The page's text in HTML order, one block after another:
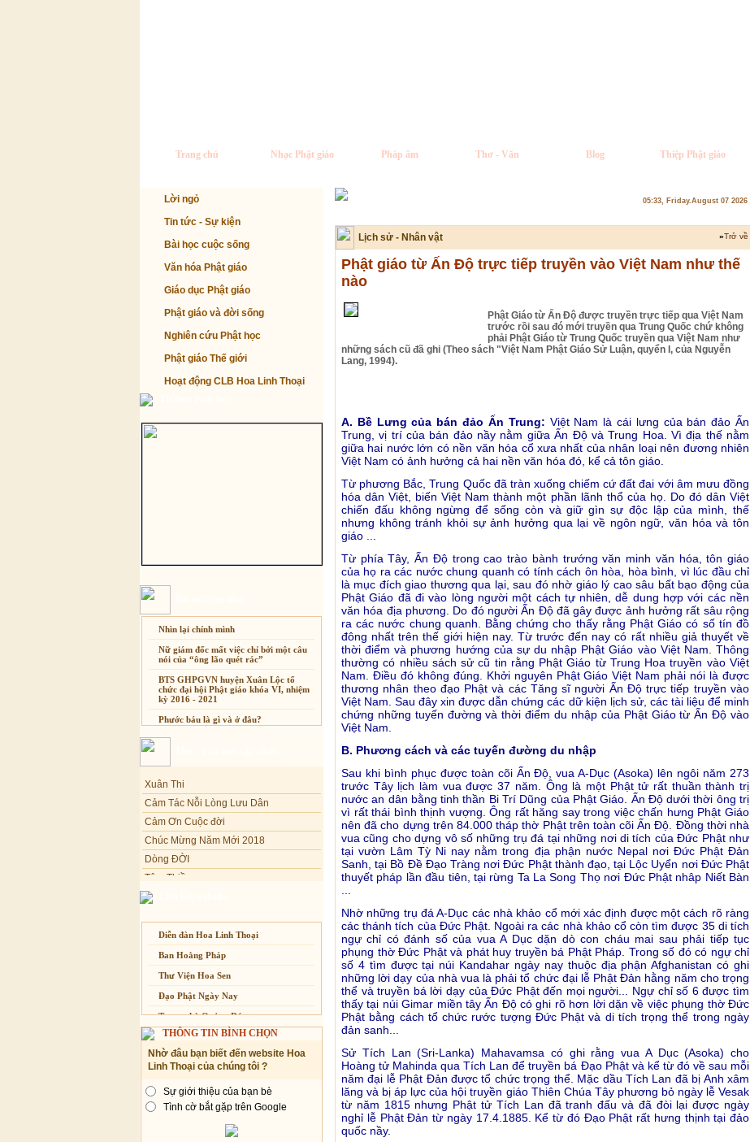
Trang chủ Nhạc Phật giáo Pháp âm Thơ - Văn Blog Thiệp Phật giáo
Lời ngỏ
Tin tức - Sự kiện
Bài học cuộc sống
Văn hóa Phật giáo
Giáo dục Phật giáo
Phật giáo và đời sống
Nghiên cứu Phật học
Phật giáo Thế giới
Hoạt động CLB Hoa Linh Thoại
Nhìn lại chính mình
Nữ giám đốc mất việc chỉ bởi một câu
nói của “ông lão quét rác”
BTS GHPGVN huyện Xuân Lộc tổ
chức đại hội Phật giáo khóa VI, nhiệm
kỳ 2016 - 2021
Phước báu là gì và ở đâu?
Sự thương-ghét của con người
Cải đạo: Nguyên nhân & giải pháp
Nỗi lòng của các bệnh nhân nghèo
An Giang: Tịnh thất Quy Nguyên
phát quà từ thiện tại xã Cư Yang
Tịnh xá Ngọc Đăng khai giảng Thiền
dành cho Người bận rộn
Xuân Thi
Cảm Tác Nỗi Lòng Lưu Dân
Cảm Ơn Cuộc đời
Chúc Mừng Năm Mới 2018
Dòng ĐỜI
Tâm Thiền
Chuông Ngân
Kính mừng Phật Đản
Kiếp này
Diễn đàn Hoa Linh Thoại
Ban Hoằng Pháp
Thư Viện Hoa Sen
Đạo Phật Ngày Nay
Trang nhà Quảng Đức
Báo Giác Ngộ
Vesak 2014
THÔNG TIN BÌNH CHỌN
Nhờ đâu bạn biết đến website Hoa
Linh Thoại của chúng tôi ?
Sự giới thiệu của bạn bè
Tình cờ bắt gặp trên Google
05:33, Friday.August 07 2026
Lịch sử - Nhân vật »Trở về
Phật giáo từ Ấn Độ trực tiếp truyền vào Việt Nam như thế
nào
Phật Giáo từ Ấn Ðộ được truyền trực tiếp qua Việt Nam
trước rồi sau đó mới truyền qua Trung Quốc chứ không
phải Phật Giáo từ Trung Quốc truyền qua Việt Nam như
những sách cũ đã ghi (Theo sách "Việt Nam Phật Giáo Sử Luận, quyển I, của Nguyễn
Lang, 1994).
A. Bề Lưng của bán đảo Ấn Trung: Việt Nam là cái lưng của bán đảo Ấn
Trung, vị trí của bán đảo nầy nằm giữa Ấn Ðộ và Trung Hoa. Vì địa thế nằm
giữa hai nước lớn có nền văn hóa cổ xưa nhất của nhân loại nên đương nhiên
Việt Nam có ảnh hưởng cả hai nền văn hóa đó, kể cả tôn giáo.
Từ phương Bắc, Trung Quốc đã tràn xuống chiếm cứ đất đai với âm mưu đồng
hóa dân Việt, biến Việt Nam thành một phần lãnh thổ của họ. Do đó dân Việt
chiến đấu không ngừng để sống còn và giữ gìn sự độc lập của mình, thế
nhưng không tránh khỏi sự ảnh hưởng qua lại về ngôn ngữ, văn hóa và tôn
giáo ...
Từ phía Tây, Ấn Ðộ trong cao trào bành trướng văn minh văn hóa, tôn giáo
của họ ra các nước chung quanh có tính cách ôn hòa, hòa bình, vì lúc đầu chỉ
là mục đích giao thương qua lại, sau đó nhờ giáo lý cao sâu bất bạo động của
Phật Giáo đã đi vào lòng người một cách tự nhiên, dễ dung hợp với các nền
văn hóa địa phương. Do đó người Ấn Ðộ đã gây được ảnh hưởng rất sâu rộng
ra các nước chung quanh. Bằng chứng cho thấy rằng Phật Giáo có số tín đồ
đông nhất trên thế giới hiện nay. Từ trước đến nay có rất nhiều giả thuyết về
thời điểm và phương hướng của sự du nhập Phật Giáo vào Việt Nam. Thông
thường có nhiều sách sử cũ tin rằng Phật Giáo từ Trung Hoa truyền vào Việt
Nam. Ðiều đó không đúng. Khởi nguyên Phật Giáo Việt Nam phải nói là được
thương nhân theo đạo Phật và các Tăng sĩ người Ấn Ðộ trực tiếp truyền vào
Việt Nam. Sau đây xin được dẫn chứng các dữ kiện lịch sử, các tài liệu để minh
chứng những tuyến đường và thời điểm du nhập của Phật Giáo từ Ấn Ðộ vào
Việt Nam.
B. Phương cách và các tuyến đường du nhập
Sau khi bình phục được toàn cõi Ấn Ðộ, vua A-Dục (Asoka) lên ngôi năm 273
trước Tây lịch làm vua được 37 năm. Ông là một Phật tử rất thuần thành trị
nước an dân bằng tinh thần Bi Trí Dũng của Phật Giáo. Ấn Ðộ dưới thời ông trị
vì rất thái bình thịnh vượng. Ông rất hăng say trong việc chấn hưng Phật Giáo
nên đã cho dựng trên 84.000 tháp thờ Phật trên toàn cõi Ấn Ðộ. Ðồng thời nhà
vua cũng cho dựng vô số những trụ đá tại những nơi di tích của Ðức Phật như
tại vườn Lâm Tỳ Ni nay nằm trong địa phận nước Nepal nơi Ðức Phật Ðản
Sanh, tại Bồ Ðề Ðạo Tràng nơi Ðức Phật thành đạo, tại Lộc Uyển nơi Ðức Phật
thuyết pháp lần đầu tiên, tại rừng Ta La Song Thọ nơi Ðức Phật nhâp Niết Bàn
Nhờ những trụ đá A-Dục các nhà khảo cổ mới xác định được một cách rõ ràng
các thánh tích của Ðức Phật. Ngoài ra các nhà khảo cổ còn tìm được 35 di tích
ngự chỉ có đánh số của vua A Dục dặn dò con cháu mai sau phải tiếp tục
phụng thờ Ðức Phật và phát huy truyền bá Phật Pháp. Trong số đó có ngự chỉ
số 4 tìm được tại núi Kandahar ngày nay thuộc địa phận Afghanistan có ghi
những lời dạy của nhà vua là phải tổ chức đại lễ Phật Ðản hằng năm cho trọng
thể và truyền bá lời dạy của Ðức Phật đến mọi người... Ngự chỉ số 6 được tìm
thấy tại núi Gimar miền tây Ấn Ðộ có ghi rõ hơn lời dặn về việc phụng thờ Ðức
Phật bằng cách tổ chức rước tượng Ðức Phật và di tích trọng thể trong ngày
đản sanh...
Sử Tích Lan (Sri-Lanka) Mahavamsa có ghi rằng vua A Dục (Asoka) cho
Hoàng tử Mahinda qua Tích Lan để truyền bá Ðạo Phật và kể từ đó về sau mỗi
năm đại lễ Phật Ðản được tổ chức trọng thể. Mặc dầu Tích Lan đã bị Anh xâm
lăng và bị áp lực của hội truyền giáo Thiên Chúa Tây phương bỏ ngày lễ Vesak
từ năm 1815 nhưng Phật tử Tích Lan đã tranh đấu và đã đòi lại được ngày
nghỉ lễ Phật Ðản từ ngày 17.4.1885. Kể từ đó Ðạo Phật rất hưng thịnh tại đảo
quốc nầy.